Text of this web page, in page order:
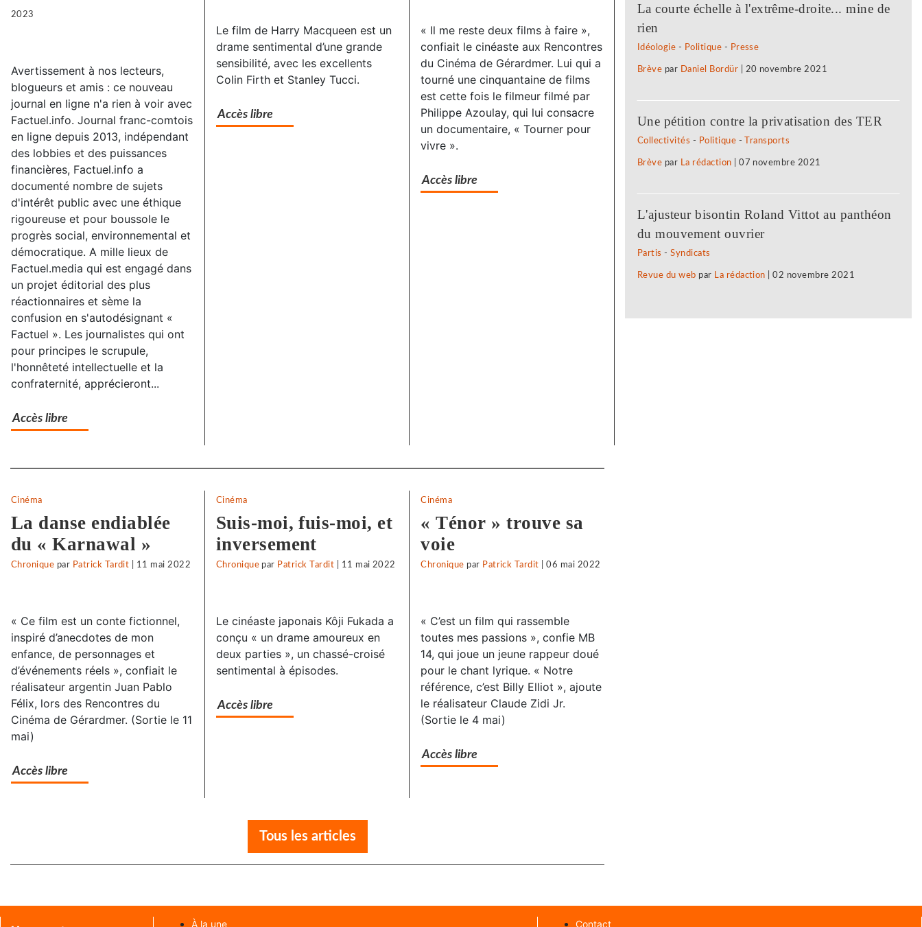
2023
Avertissement à nos lecteurs,
blogueurs et amis : ce nouveau
journal en ligne n'a rien à voir avec
Factuel.info. Journal franc-comtois
en ligne depuis 2013, indépendant
des lobbies et des puissances
financières, Factuel.info a
documenté nombre de sujets
d'intérêt public avec une éthique
rigoureuse et pour boussole le
progrès social, environnemental et
démocratique. A mille lieux de
Factuel.media qui est engagé dans
un projet éditorial des plus
réactionnaires et sème la
confusion en s'autodésignant «
Factuel ». Les journalistes qui ont
pour principes le scrupule,
l'honnêteté intellectuelle et la
confraternité, apprécieront...
Accès libre
Le film de Harry Macqueen est un
drame sentimental d’une grande
sensibilité, avec les excellents
Colin Firth et Stanley Tucci.
Accès libre
« Il me reste deux films à faire »,
confiait le cinéaste aux Rencontres
du Cinéma de Gérardmer. Lui qui a
tourné une cinquantaine de films
est cette fois le filmeur filmé par
Philippe Azoulay, qui lui consacre
un documentaire, « Tourner pour
vivre ».
Accès libre
Separateur
Cinéma
La danse endiablée
du « Karnawal »
Chronique par Patrick Tardit 11 mai 2022
« Ce film est un conte fictionnel,
inspiré d’anecdotes de mon
enfance, de personnages et
d’événements réels », confiait le
réalisateur argentin Juan Pablo
Félix, lors des Rencontres du
Cinéma de Gérardmer. (Sortie le 11
mai)
Accès libre
Cinéma
Suis-moi, fuis-moi, et
inversement
Chronique par Patrick Tardit 11 mai 2022
Le cinéaste japonais Kôji Fukada a
conçu « un drame amoureux en
deux parties », un chassé-croisé
sentimental à épisodes.
Accès libre
Cinéma
« Ténor » trouve sa
voie
Chronique par Patrick Tardit |06 mai 2022
« C’est un film qui rassemble
toutes mes passions », confie MB
14, qui joue un jeune rappeur doué
pour le chant lyrique. « Notre
référence, c’est Billy Elliot », ajoute
le réalisateur Claude Zidi Jr.
(Sortie le 4 mai)
Accès libre
Tous les articles
La courte échelle à l'extrême-droite... mine de
rien
Idéologie - Politique - Presse
Brève par Daniel Bordür 20 novembre 2021
Une pétition contre la privatisation des TER
Collectivités - Politique - Transports
Brève par La rédaction |07 novembre 2021
L'ajusteur bisontin Roland Vittot au panthéon
du mouvement ouvrier
Partis -Syndicats
Revue du web par La rédaction |02 novembre 2021
À la une Contact